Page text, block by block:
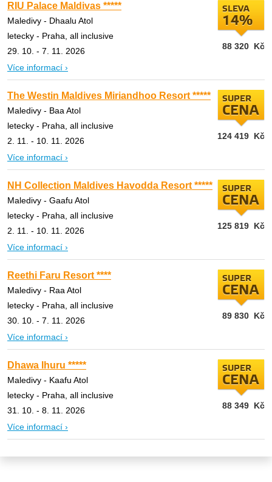
RIU Palace Maldivas *****
Maledivy - Dhaalu Atol
letecky - Praha, all inclusive
29. 10. - 7. 11. 2026
Více informací ›
SLEVA
14%
88 320 Kč
The Westin Maldives Miriandhoo Resort *****
Maledivy - Baa Atol
letecky - Praha, all inclusive
2. 11. - 10. 11. 2026
Více informací ›
SUPER
CENA
124 419 Kč
NH Collection Maldives Havodda Resort *****
Maledivy - Gaafu Atol
letecky - Praha, all inclusive
2. 11. - 10. 11. 2026
Více informací ›
SUPER
CENA
125 819 Kč
Reethi Faru Resort ****
Maledivy - Raa Atol
letecky - Praha, all inclusive
30. 10. - 7. 11. 2026
Více informací ›
SUPER
CENA
89 830 Kč
Dhawa Ihuru *****
Maledivy - Kaafu Atol
letecky - Praha, all inclusive
31. 10. - 8. 11. 2026
Více informací ›
SUPER
CENA
88 349 Kč